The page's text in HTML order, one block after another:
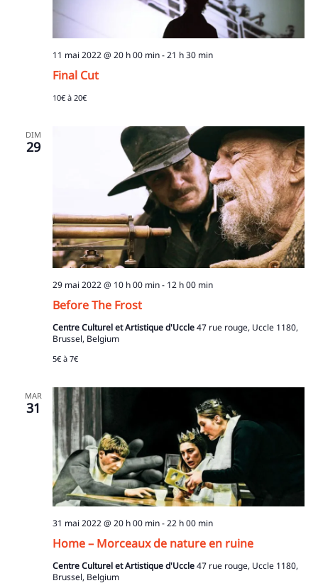
Final Cut
11 mai 2022 @ 20 h 00 min-21 h 30 min
10€ à 20€
DIM
29
Before The Frost
29 mai 2022 @ 10 h 00 min- 12 h 00 min
Centre Culturel et Artistique d'Uccle47 rue rouge, Uccle 1180,
Brussel, Belgium
5€ à 7€
MAR
31
Home – Morceaux de nature en ruine
31 mai 2022 @ 20 h 00 min-22 h 00 min
Centre Culturel et Artistique d'Uccle47 rue rouge, Uccle 1180,
Brussel, Belgium